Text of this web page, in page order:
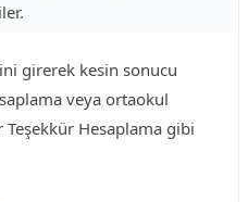
girerek kesin sonucu
veya ortaokul
Teşekkür Hesaplama gibi